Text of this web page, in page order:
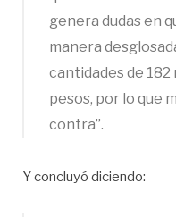
genera dudas en
manera
cantidades de
pesos, por lo que
contra”.
Y concluyó diciendo: